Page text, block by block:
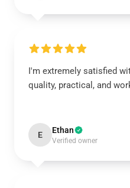
I'm extremely satisfied
quality, practical, and
E Ethan
Verified owner